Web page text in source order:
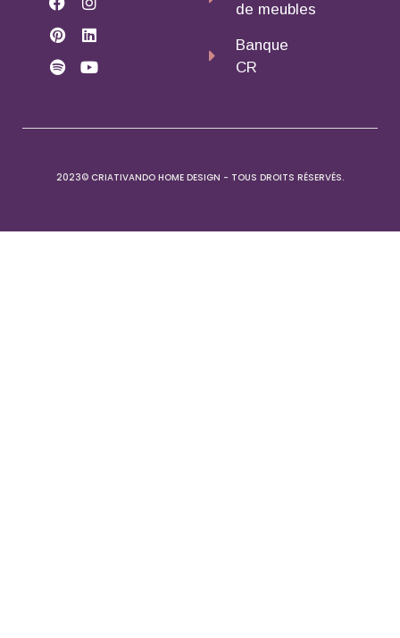
de meubles
Banque
CR
2023© CRIATIVANDO HOME DESIGN - TOUS DROITS RÉSERVÉS.